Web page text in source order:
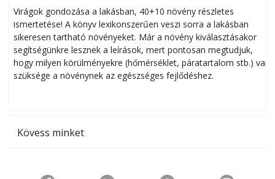
Virágok gondozása a lakásban, 40+10 növény részletes
ismertetése! A könyv lexikonszerűen veszi sorra a lakásban
sikeresen tart­ha­tó növényeket. Már a növény kiválasztásakor
segítségünkre lesznek a leírások, mert pontosan megtudjuk,
hogy milyen körülményekre (hőmérséklet, páratartalom stb.) van
szüksége a növénynek az egészséges fejlődéshez.
Kövess minket